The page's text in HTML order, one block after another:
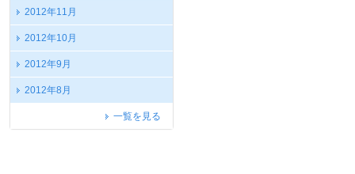
2012年11月
2012年10月
2012年9月
2012年8月
一覧を見る